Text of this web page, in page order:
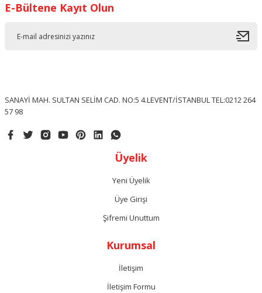
E-Bültene Kayıt Olun
SANAYİ MAH. SULTAN SELİM CAD. NO:5 4.LEVENT/İSTANBUL TEL:0212 264
57 98
Üyelik
Yeni Üyelik
Üye Girişi
Şifremi Unuttum
Kurumsal
İletişim
İletişim Formu